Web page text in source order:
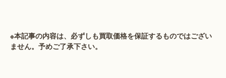
※本記事の内容は、必ずしも買取価格を保証するものではござい
ません。予めご了承下さい。